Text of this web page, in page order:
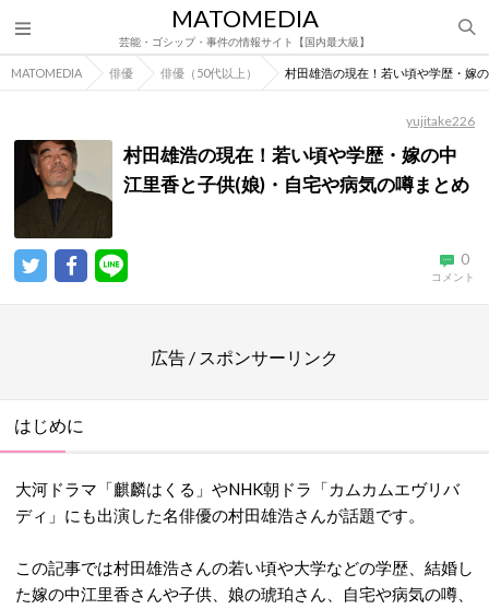
MATOMEDIA
芸能・ゴシップ・事件の情報サイト【国内最大級】
MATOMEDIA 俳優 俳優（50代以上） 村田雄浩の現在！若い頃や学歴・嫁
yujitake226
村田雄浩の現在！若い頃や学歴・嫁の中
江里香と子供(娘)・自宅や病気の噂まとめ
0
コメント
広告 / スポンサーリンク
はじめに
大河ドラマ「麒麟はくる」やNHK朝ドラ「カムカムエヴリバ
ディ」にも出演した名俳優の村田雄浩さんが話題です。
この記事では村田雄浩さんの若い頃や大学などの学歴、結婚し
た嫁の中江里香さんや子供、娘の琥珀さん、自宅や病気の噂、